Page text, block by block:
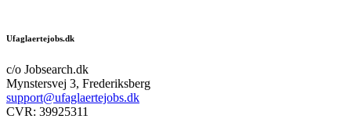
Ufaglaertejobs.dk
c/o Jobsearch.dk
Mynstersvej 3, Frederiksberg
support@ufaglaertejobs.dk
CVR: 39925311